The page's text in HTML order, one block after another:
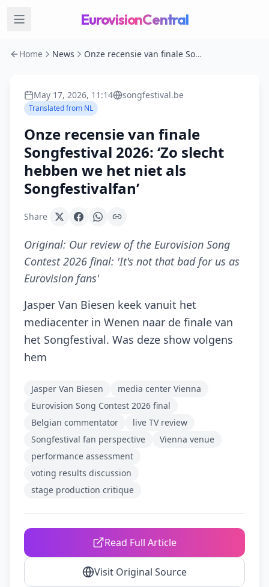
EurovisionCentral
Home News Onze recensie van finale Songfestival 2026: ‘Zo slecht hebben we het niet als Songfestivalfan’
May 17, 2026, 11:14 songfestival.be
Translated from NL
Onze recensie van finale
Songfestival 2026: ‘Zo slecht
hebben we het niet als
Songfestivalfan’
Share
Original: Our review of the Eurovision Song
Contest 2026 final: 'It's not that bad for us as
Eurovision fans'
Jasper Van Biesen keek vanuit het
mediacenter in Wenen naar de finale van
het Songfestival. Was deze show volgens
hem
Jasper Van Biesen
media center Vienna
Eurovision Song Contest 2026 final
Belgian commentator
live TV review
Songfestival fan perspective
Vienna venue
performance assessment
voting results discussion
stage production critique
Read Full Article
Visit Original Source